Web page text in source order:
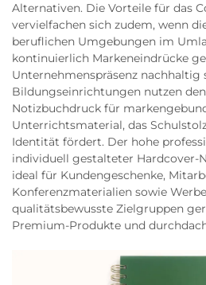
Alternativen. Die Vorteile für das
vervielfachen sich zudem, wenn
beruflichen Umgebungen im
kontinuierlich Markeneindrücke
Unternehmenspräsenz nachhaltig
Bildungseinrichtungen nutzen
Notizbuchdruck für
Unterrichtsmaterial, das
Identität fördert. Der hohe
individuell gestalteter Hardcover-
ideal für Kundengeschenke,
Konferenzmaterialien sowie
qualitätsbewusste Zielgruppen
Premium-Produkte und